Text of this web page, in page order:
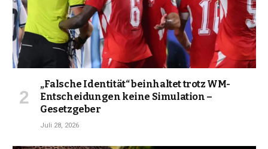
„Falsche Identität“ beinhaltet trotz WM-
Entscheidungen keine Simulation –
Gesetzgeber
Juli 28, 2026